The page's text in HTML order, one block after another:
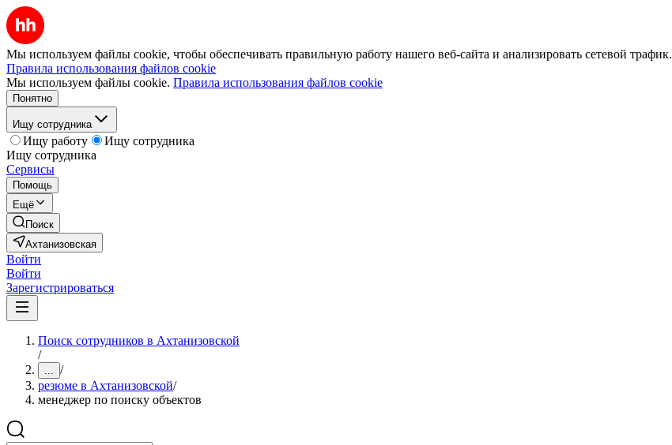
Мы используем файлы cookie, чтобы обеспечивать правильную работу нашего веб-сайта и анализировать сетевой трафик.
Правила использования файлов cookie
Мы используем файлы cookie. Правила использования файлов cookie
Понятно
Ищу сотрудника
Ищу работу
Ищу сотрудника
Ищу сотрудника
Сервисы
Помощь
Ещё
Поиск
Ахтанизовская
Войти
Войти
Зарегистрироваться
Поиск сотрудников в Ахтанизовской
/
... /
резюме в Ахтанизовской/
менеджер по поиску объектов